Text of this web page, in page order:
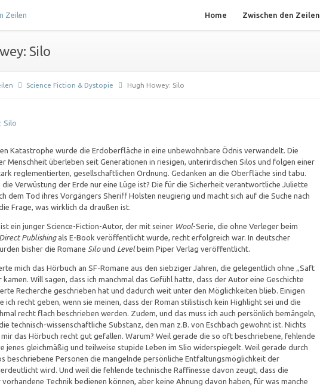
Home Zwischen den Zeilen
Silo
Science Fiction & Dystopie Hugh Howey: Silo
Katastrophe wurde die Erdoberfläche in eine unbewohnbare Ödnis verwandelt. Die
Menschheit überleben seit Generationen in riesigen, unterirdischen Silos und folgen einer
reglementierten, gesellschaftlichen Ordnung. Gedanken an die Oberfläche sind tabu.
die Verwüstung der Erde nur eine Lüge ist? Die für die Sicherheit verantwortliche Juliette
dem Tod ihres Vorgängers Sheriff Holsten neugierig und macht sich auf die Suche nach
Frage, was wirklich da draußen ist.
ein junger Science-Fiction-Autor, der mit seiner Wool-Serie, die ohne Verleger beim
Publishingals E-Book veröffentlicht wurde, recht erfolgreich war. In deutscher
bisher die Romane Silound Levelbeim Piper Verlag veröffentlicht.
mich das Hörbuch an SF-Romane aus den siebziger Jahren, die gelegentlich ohne „Saft
kamen. Will sagen, dass ich manchmal das Gefühl hatte, dass der Autor eine Geschichte
Recherche geschrieben hat und dadurch weit unter den Möglichkeiten blieb. Einigen
ich recht geben, wenn sie meinen, dass der Roman stilistisch kein Highlight sei und die
recht flach beschrieben werden. Zudem, und das muss ich auch persönlich bemängeln,
technisch-wissenschaftliche Substanz, den man z.B. von Eschbach gewohnt ist. Nichts
das Hörbuch recht gut gefallen. Warum? Weil gerade die so oft beschriebene, fehlende
jenes gleichmäßig und teilweise stupide Leben im Slio widerspiegelt. Weil gerade durch
beschriebene Personen die mangelnde persönliche Entfaltungsmöglichkeit der
wird. Und weil die fehlende technische Raffinesse davon zeugt, dass die
Technik bedienen können, aber keine Ahnung davon haben, für was manche